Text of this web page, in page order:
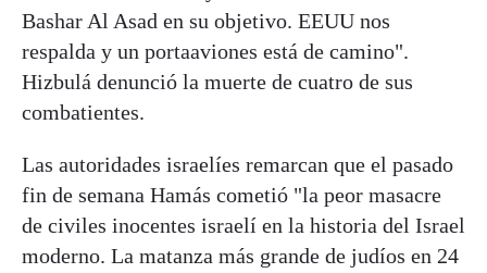
Bashar Al Asad en su objetivo. EEUU nos
respalda y un portaaviones está de camino".
Hizbulá denunció la muerte de cuatro de sus
combatientes.
Las autoridades israelíes remarcan que el pasado
fin de semana Hamás cometió "la peor masacre
de civiles inocentes israelí en la historia del Israel
moderno. La matanza más grande de judíos en 24